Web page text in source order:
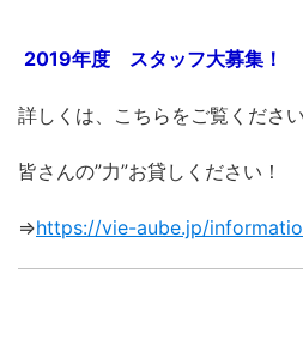
2019年度 スタッフ大募集！
詳しくは、こちらをご覧ください
皆さんの”力”お貸しください！
⇒https://vie-aube.jp/